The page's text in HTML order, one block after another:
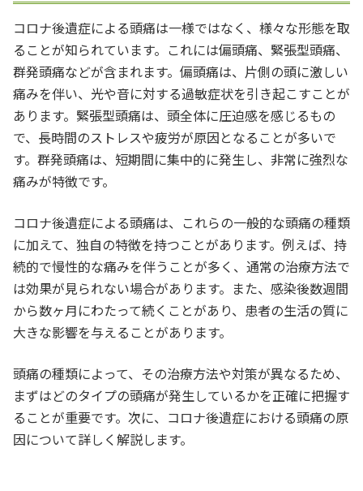
コロナ後遺症による頭痛は一様ではなく、様々な形態を取
ることが知られています。これには偏頭痛、緊張型頭痛、
群発頭痛などが含まれます。偏頭痛は、片側の頭に激しい
痛みを伴い、光や音に対する過敏症状を引き起こすことが
あります。緊張型頭痛は、頭全体に圧迫感を感じるもの
で、長時間のストレスや疲労が原因となることが多いで
す。群発頭痛は、短期間に集中的に発生し、非常に強烈な
痛みが特徴です。
コロナ後遺症による頭痛は、これらの一般的な頭痛の種類
に加えて、独自の特徴を持つことがあります。例えば、持
続的で慢性的な痛みを伴うことが多く、通常の治療方法で
は効果が見られない場合があります。また、感染後数週間
から数ヶ月にわたって続くことがあり、患者の生活の質に
大きな影響を与えることがあります。
頭痛の種類によって、その治療方法や対策が異なるため、
まずはどのタイプの頭痛が発生しているかを正確に把握す
ることが重要です。次に、コロナ後遺症における頭痛の原
因について詳しく解説します。